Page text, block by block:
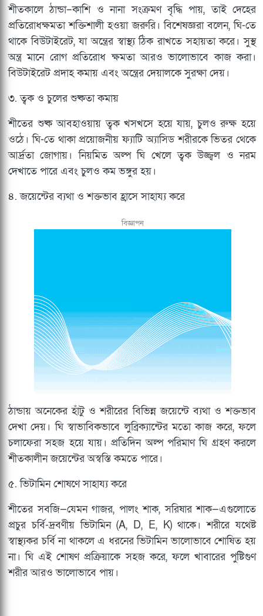
শীতকালে ঠান্ডা–কাশি ও নানা সংক্রমণ বৃদ্ধি পায়, তাই দেহের
প্রতিরোধক্ষমতা শক্তিশালী হওয়া জরুরি। বিশেষজ্ঞরা বলেন, ঘি-তে
থাকে বিউটাইরেট, যা অন্ত্রের স্বাস্থ্য ঠিক রাখতে সহায়তা করে। সুস্থ
অন্ত্র মানে রোগ প্রতিরোধ ক্ষমতা আরও ভালোভাবে কাজ করা।
বিউটাইরেট প্রদাহ কমায় এবং অন্ত্রের দেয়ালকে সুরক্ষা দেয়।
৩. ত্বক ও চুলের শুষ্কতা কমায়
শীতের শুষ্ক আবহাওয়ায় ত্বক খসখসে হয়ে যায়, চুলও রুক্ষ হয়ে
ওঠে। ঘি-তে থাকা প্রয়োজনীয় ফ্যাটি অ্যাসিড শরীরকে ভিতর থেকে
আর্দ্রতা জোগায়। নিয়মিত অল্প ঘি খেলে ত্বক উজ্জ্বল ও নরম
দেখাতে পারে এবং চুলও কম ভঙ্গুর হয়।
৪. জয়েন্টের ব্যথা ও শক্তভাব হ্রাসে সাহায্য করে
বিজ্ঞাপন
ঠান্ডায় অনেকের হাঁটু ও শরীরের বিভিন্ন জয়েন্টে ব্যথা ও শক্তভাব
দেখা দেয়। ঘি স্বাভাবিকভাবে লুব্রিক্যান্টের মতো কাজ করে, ফলে
চলাফেরা সহজ হয়ে যায়। প্রতিদিন অল্প পরিমাণ ঘি গ্রহণ করলে
শীতকালীন জয়েন্টের অস্বস্তি কমতে পারে।
৫. ভিটামিন শোষণে সাহায্য করে
শীতের সবজি—যেমন গাজর, পালং শাক, সরিষার শাক—এগুলোতে
প্রচুর চর্বি-দ্রবণীয় ভিটামিন (A, D, E, K) থাকে। শরীরে যথেষ্ট
স্বাস্থ্যকর চর্বি না থাকলে এ ধরনের ভিটামিন ভালোভাবে শোষিত হয়
না। ঘি এই শোষণ প্রক্রিয়াকে সহজ করে, ফলে খাবারের পুষ্টিগুণ
শরীর আরও ভালোভাবে পায়।